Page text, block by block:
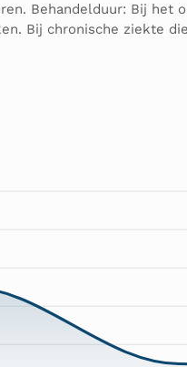
Behandelduur: Bij het
Bij chronische ziekte